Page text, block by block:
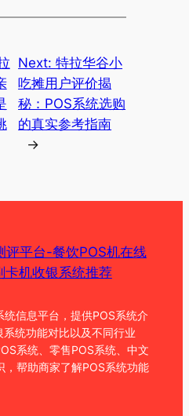
Next:特拉华谷小
吃摊用户评价揭
秘：POS系统选购
的真实参考指南
→
评平台-餐饮POS机在线
卡机收银系统推荐
信息平台，提供POS系统介
统功能对比以及不同行业
系统、零售POS系统、中文
，帮助商家了解POS系统功能